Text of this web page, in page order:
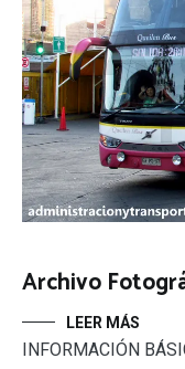
Archivo
LEER MÁS
INFORMACIÓN